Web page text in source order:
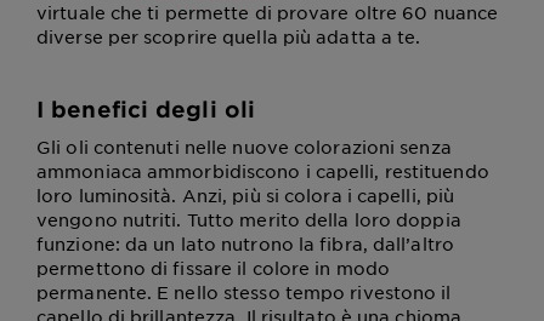
virtuale che ti permette di provare oltre 60 nuance
diverse per scoprire quella più adatta a te.
I benefici degli oli
Gli oli contenuti nelle nuove colorazioni senza
ammoniaca ammorbidiscono i capelli, restituendo
loro luminosità. Anzi, più si colora i capelli, più
vengono nutriti. Tutto merito della loro doppia
funzione: da un lato nutrono la fibra, dall’altro
permettono di fissare il colore in modo
permanente. E nello stesso tempo rivestono il
capello di brillantezza. Il risultato è una chioma